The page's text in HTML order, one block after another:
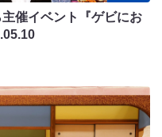
催イベント『ゲビにお